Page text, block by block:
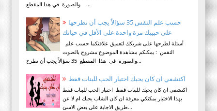
والصورة في هذا المقطع ...
حسب علم النفس 35 سؤالاً يجب أن تطرحها
على حبيبك مرة واحدة على الأقل في حياتك
النفس : يمكنكم مشاهدة الموضوع مشروح بالصوت
والصورة في هذا المقطع 35 سؤالاً يجب أن تطرح...
اكتشفي ان كان يحبك اختبار الحب للبنات فقط
اكتشفي ان كان يحبك للبنات فقط اختبار الحب للبنات فقط
بهذا الاختبار يمكنكي معرفة ان كان الشاب يحبك ام لا عن
طريق الاجابة على بعض الاسئ...